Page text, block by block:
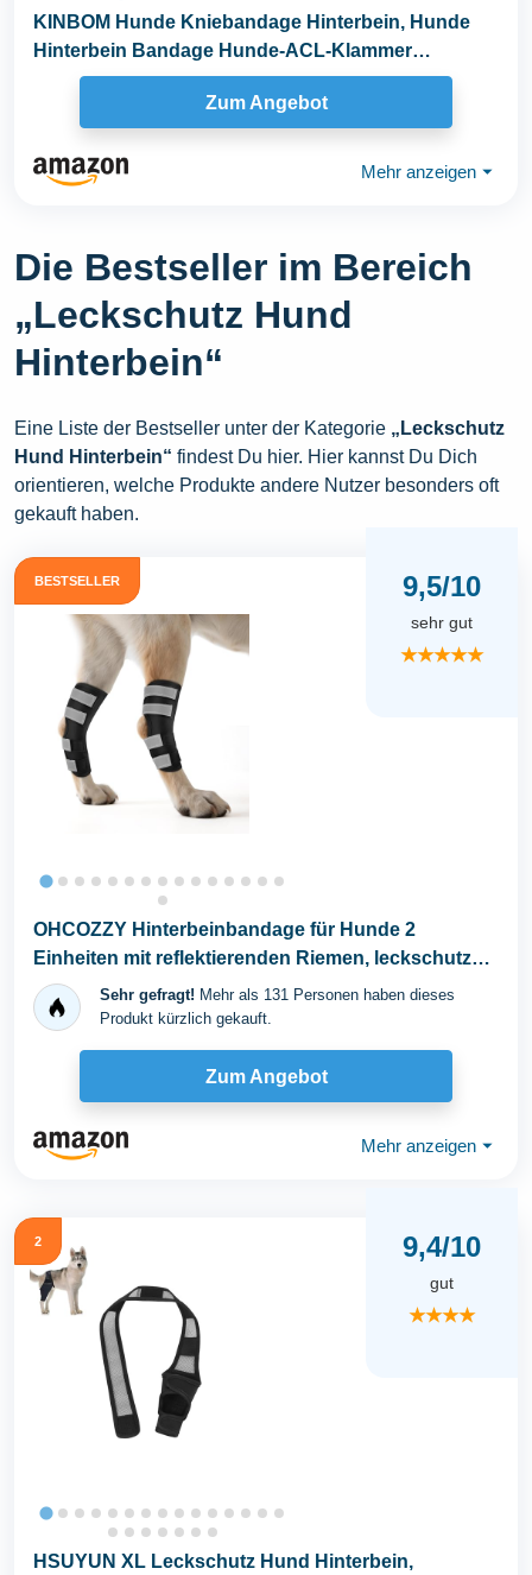
KINBOM Hunde Kniebandage Hinterbein, Hunde
Hinterbein Bandage Hunde-ACL-Klammer
Hinterbein...
Zum Angebot
Mehr anzeigen ⏷
Die Bestseller im Bereich
„Leckschutz Hund
Hinterbein“
Eine Liste der Bestseller unter der Kategorie „Leckschutz
Hund Hinterbein“ findest Du hier. Hier kannst Du Dich
orientieren, welche Produkte andere Nutzer besonders oft
gekauft haben.
BESTSELLER 9,5/10
sehr gut
★★★★★
OHCOZZY Hinterbeinbandage für Hunde 2
Einheiten mit reflektierenden Riemen, leckschutz
Hund...
Sehr gefragt! Mehr als 131 Personen haben dieses
Produkt kürzlich gekauft.
Zum Angebot
Mehr anzeigen ⏷
2 9,4/10
gut
★★★★
HSUYUN XL Leckschutz Hund Hinterbein,